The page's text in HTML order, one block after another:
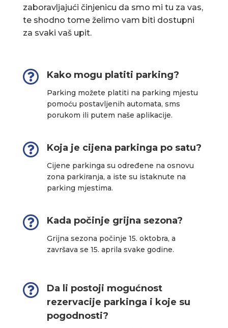
zaboravljajući činjenicu da smo mi tu za vas,
te shodno tome želimo vam biti dostupni
za svaki vaš upit.
 Kako mogu platiti parking?
Parking možete platiti na parking mjestu
pomoću postavljenih automata, sms
porukom ili putem naše aplikacije.
 Koja je cijena parkinga po satu?
Cijene parkinga su određene na osnovu
zona parkiranja, a iste su istaknute na
parking mjestima.
 Kada počinje grijna sezona?
Grijna sezona počinje 15. oktobra, a
završava se 15. aprila svake godine.

Da li postoji mogućnost
rezervacije parkinga i koje su
pogodnosti?